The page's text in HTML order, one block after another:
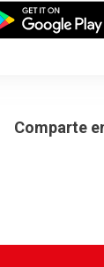
Comparte